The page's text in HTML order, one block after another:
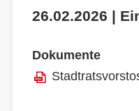
26.02.2026 |
Dokumente